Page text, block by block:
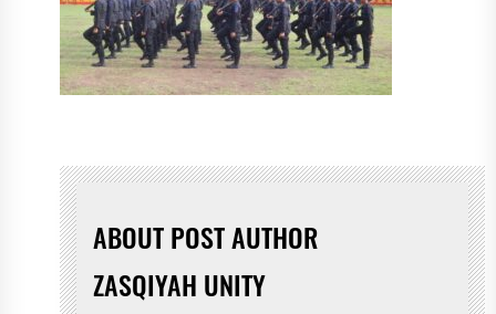
ABOUT POST AUTHOR
ZASQIYAH UNITY